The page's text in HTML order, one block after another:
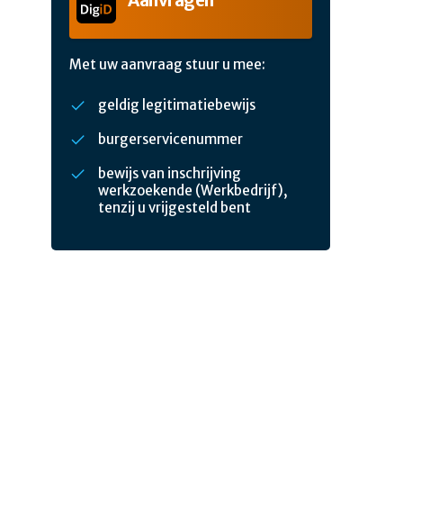
Met uw aanvraag stuur u mee:
geldig legitimatiebewijs
burgerservicenummer
bewijs van inschrijving
werkzoekende (Werkbedrijf),
tenzij u vrijgesteld bent